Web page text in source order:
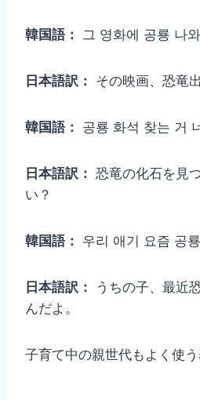
韓国語： 그 영화에 공룡 나
日本語訳： その映画、恐竜
韓国語： 공룡 화석 찾는 거
日本語訳： 恐竜の化石を見
い？
韓国語： 우리 애기 요즘 공
日本語訳：
うちの子、最近
んだよ。
子育て中の親世代もよく使う